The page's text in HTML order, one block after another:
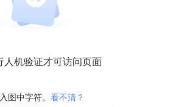
人机验证才可访问页面
图中字符。 看不清？